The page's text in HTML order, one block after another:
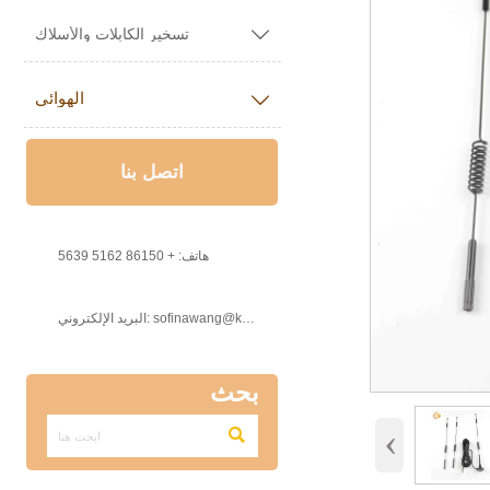
تسخير الكابلات والأسلاك 
الهوائي 
اتصل بنا
هاتف: + 86150 5162 5639
البريد الإلكتروني: sofinawang@ksrcd.com
بحث
 ‹